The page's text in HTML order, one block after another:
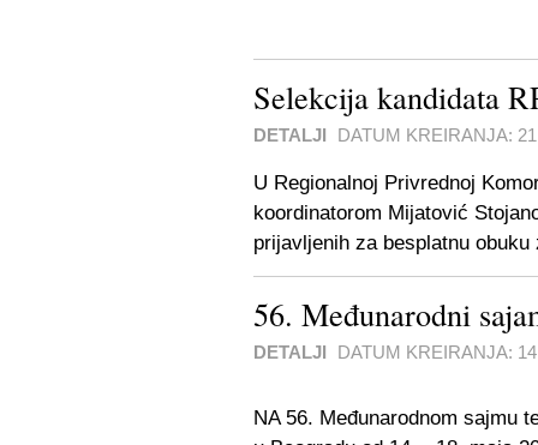
Selekcija kandidata
DETALJI DATUM KREIRANJA:
U Regionalnoj Privrednoj
koordinatorom Mijatović
prijavljenih za besplatnu obuku
56. Međunarodni
DETALJI DATUM KREIRANJA:
NA 56. Međunarodnom sajmu